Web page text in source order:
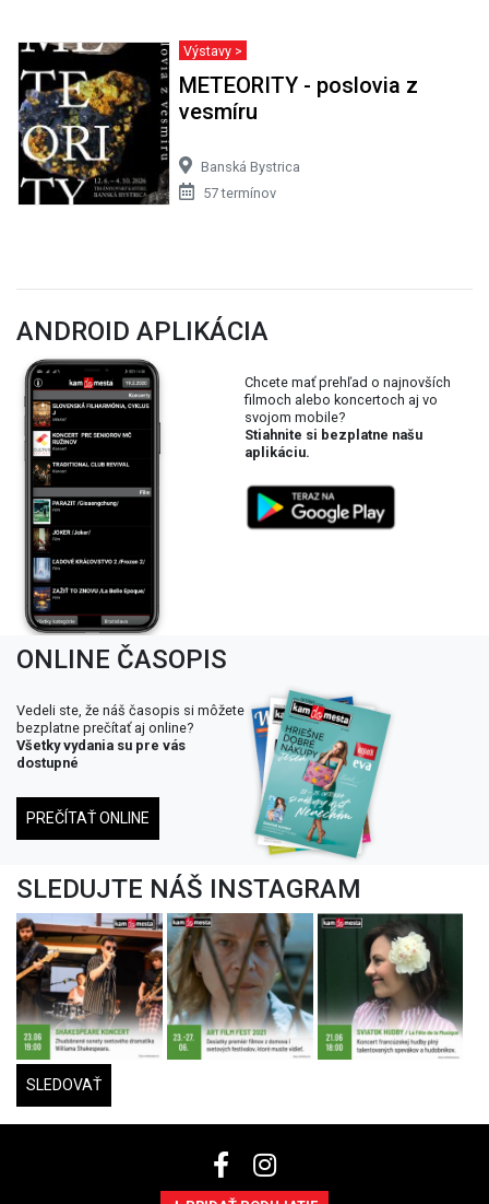
Výstavy >
METEORITY - poslovia z
vesmíru
Banská Bystrica
57 termínov
ANDROID APLIKÁCIA
Chcete mať prehľad o najnovších
filmoch alebo koncertoch aj vo
svojom mobile?
Stiahnite si bezplatne našu
aplikáciu.
ONLINE ČASOPIS
Vedeli ste, že náš časopis si môžete
bezplatne prečítať aj online?
Všetky vydania su pre vás
dostupné
PREČÍTAŤ ONLINE
SLEDUJTE NÁŠ INSTAGRAM
SLEDOVAŤ